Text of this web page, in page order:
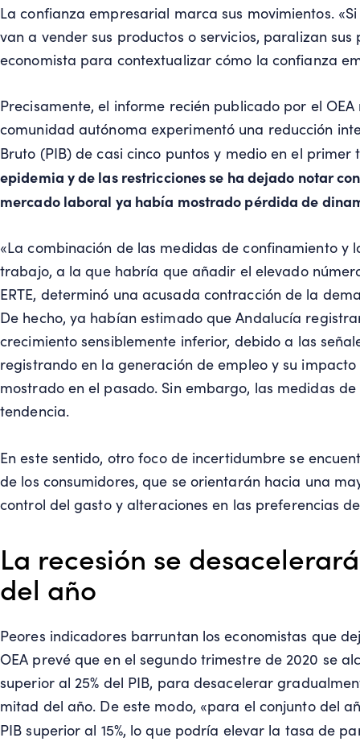
La confianza empresarial marca sus movimientos.
van a vender sus productos o servicios, paralizan
economista para contextualizar cómo la confianza
Precisamente, el informe recién publicado por el
comunidad autónoma experimentó una reducción
Bruto (PIB) de casi cinco puntos y medio en el
epidemia y de las restricciones se ha dejado notar
mercado laboral ya había mostrado pérdida de
«La combinación de las medidas de confinamiento y
trabajo, a la que habría que añadir el elevado
ERTE, determinó una acusada contracción de la
De hecho, ya habían estimado que Andalucía
crecimiento sensiblemente inferior, debido a las
registrando en la generación de empleo y su
mostrado en el pasado. Sin embargo, las medidas
tendencia.
En este sentido, otro foco de incertidumbre se
de los consumidores, que se orientarán hacia una
control del gasto y alteraciones en las preferencias
La recesión se
del año
Peores indicadores barruntan los economistas que
OEA prevé que en el segundo trimestre de 2020 se
superior al 25% del PIB, para desacelerar
mitad del año. De este modo, «para el conjunto del
PIB superior al 15%, lo que podría elevar la tasa de